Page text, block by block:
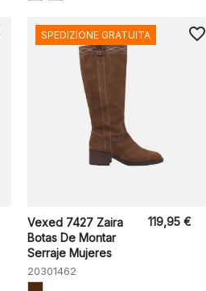
Vexed 7427 Zaira
Botas De Montar
Serraje Mujeres
20301462
119,95 €
SPEDIZIONE GRATUITA favorite_border